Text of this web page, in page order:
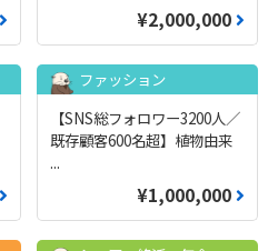
¥2,000,000
ファッション
【SNS総フォロワー3200人／
既存顧客600名超】植物由来
...
¥1,000,000